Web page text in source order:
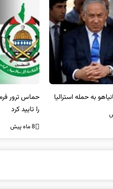
فرمانده ارشد القسام
عراقچی: صلح
تنها از مسیر
محقق می‌شود
8 ماه پیش